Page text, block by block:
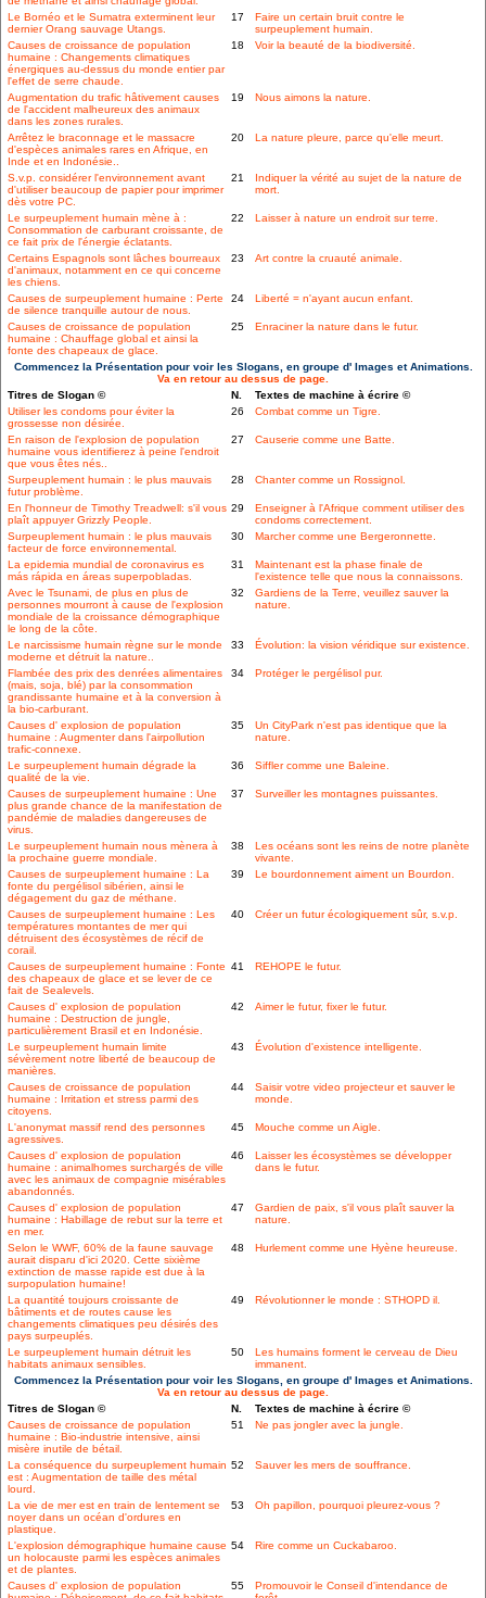
Le Bornéo et le Sumatra exterminent leur
dernier Orang sauvage Utangs.
17
Faire un certain bruit contre le
surpeuplement humain.
Causes de croissance de population
humaine : Changements climatiques
énergiques au-dessus du monde entier par
l'effet de serre chaude.
18 Voir la beauté de la biodiversité.
Augmentation du trafic hâtivement causes
de l'accident malheureux des animaux
dans les zones rurales.
19 Nous aimons la nature.
Arrêtez le braconnage et le massacre
d'espèces animales rares en Afrique, en
Inde et en Indonésie..
20 La nature pleure, parce qu'elle meurt.
S.v.p. considérer l'environnement avant
d'utiliser beaucoup de papier pour imprimer
dès votre PC.
21
Indiquer la vérité au sujet de la nature de
mort.
Le surpeuplement humain mène à :
Consommation de carburant croissante, de
ce fait prix de l'énergie éclatants.
22 Laisser à nature un endroit sur terre.
Certains Espagnols sont lâches bourreaux
d'animaux, notamment en ce qui concerne
les chiens.
23 Art contre la cruauté animale.
Causes de surpeuplement humaine : Perte
de silence tranquille autour de nous.
24 Liberté = n'ayant aucun enfant.
Causes de croissance de population
humaine : Chauffage global et ainsi la
fonte des chapeaux de glace.
25 Enraciner la nature dans le futur.
Commencez la Présentation pour voir les Slogans, en groupe d' Images et Animations.
Va en retour au dessus de page.
Titres de Slogan ©
N.
Textes de machine à écrire ©
Utiliser les condoms pour éviter la
grossesse non désirée.
26 Combat comme un Tigre.
En raison de l'explosion de population
humaine vous identifierez à peine l'endroit
que vous êtes nés..
27 Causerie comme une Batte.
Surpeuplement humain : le plus mauvais
futur problème.
28 Chanter comme un Rossignol.
En l'honneur de Timothy Treadwell: s'il vous
plaît appuyer Grizzly People.
29
Enseigner à l'Afrique comment utiliser des
condoms correctement.
Surpeuplement humain : le plus mauvais
facteur de force environnemental.
30 Marcher comme une Bergeronnette.
La epidemia mundial de coronavirus es
más rápida en áreas superpobladas.
31
Maintenant est la phase finale de
l'existence telle que nous la connaissons.
Avec le Tsunami, de plus en plus de
personnes mourront à cause de l'explosion
mondiale de la croissance démographique
le long de la côte.
32
Gardiens de la Terre, veuillez sauver la
nature.
Le narcissisme humain règne sur le monde
moderne et détruit la nature..
33 Évolution: la vision véridique sur existence.
Flambée des prix des denrées alimentaires
(mais, soja, blé) par la consommation
grandissante humaine et à la conversion à
la bio-carburant.
34 Protéger le pergélisol pur.
Causes d' explosion de population
humaine : Augmenter dans l'airpollution
trafic-connexe.
35
Un CityPark n'est pas identique que la
nature.
Le surpeuplement humain dégrade la
qualité de la vie.
36 Siffler comme une Baleine.
Causes de surpeuplement humaine : Une
plus grande chance de la manifestation de
pandémie de maladies dangereuses de
virus.
37 Surveiller les montagnes puissantes.
Le surpeuplement humain nous mènera à
la prochaine guerre mondiale.
38
Les océans sont les reins de notre planète
vivante.
Causes de surpeuplement humaine : La
fonte du pergélisol sibérien, ainsi le
dégagement du gaz de méthane.
39 Le bourdonnement aiment un Bourdon.
Causes de surpeuplement humaine : Les
températures montantes de mer qui
détruisent des écosystèmes de récif de
corail.
40 Créer un futur écologiquement sûr, s.v.p.
Causes de surpeuplement humaine : Fonte
des chapeaux de glace et se lever de ce
fait de Sealevels.
41 REHOPE le futur.
Causes d' explosion de population
humaine : Destruction de jungle,
particulièrement Brasil et en Indonésie.
42 Aimer le futur, fixer le futur.
Le surpeuplement humain limite
sévèrement notre liberté de beaucoup de
manières.
43 Évolution d'existence intelligente.
Causes de croissance de population
humaine : Irritation et stress parmi des
citoyens.
44
Saisir votre video projecteur et sauver le
monde.
L'anonymat massif rend des personnes
agressives.
45 Mouche comme un Aigle.
Causes d' explosion de population
humaine : animalhomes surchargés de ville
avec les animaux de compagnie misérables
abandonnés.
46
Laisser les écosystèmes se développer
dans le futur.
Causes d' explosion de population
humaine : Habillage de rebut sur la terre et
en mer.
47
Gardien de paix, s'il vous plaît sauver la
nature.
Selon le WWF, 60% de la faune sauvage
aurait disparu d'ici 2020. Cette sixième
extinction de masse rapide est due à la
surpopulation humaine!
48 Hurlement comme une Hyène heureuse.
La quantité toujours croissante de
bâtiments et de routes cause les
changements climatiques peu désirés des
pays surpeuplés.
49 Révolutionner le monde : STHOPD il.
Le surpeuplement humain détruit les
habitats animaux sensibles.
50
Les humains forment le cerveau de Dieu
immanent.
Commencez la Présentation pour voir les Slogans, en groupe d' Images et Animations.
Va en retour au dessus de page.
Titres de Slogan ©
N.
Textes de machine à écrire ©
Causes de croissance de population
humaine : Bio-industrie intensive, ainsi
misère inutile de bétail.
51 Ne pas jongler avec la jungle.
La conséquence du surpeuplement humain
est : Augmentation de taille des métal
lourd.
52 Sauver les mers de souffrance.
La vie de mer est en train de lentement se
noyer dans un océan d'ordures en
plastique.
53 Oh papillon, pourquoi pleurez-vous ?
L'explosion démographique humaine cause
un holocauste parmi les espèces animales
et de plantes.
54 Rire comme un Cuckabaroo.
Causes d' explosion de population
55
Promouvoir le Conseil d'intendance de